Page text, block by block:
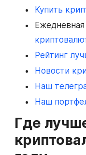
Купить
Ежедневная
Рейтинг
Новости
Наш
Наш
Где